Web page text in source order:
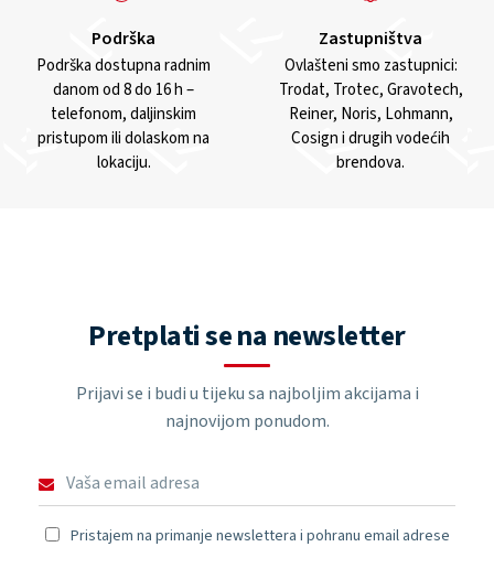
Podrška
Podrška dostupna radnim
danom od 8 do 16 h –
telefonom, daljinskim
pristupom ili dolaskom na
lokaciju.
Zastupništva
Ovlašteni smo zastupnici:
Trodat, Trotec, Gravotech,
Reiner, Noris, Lohmann,
Cosign i drugih vodećih
brendova.
Pretplati se na newsletter
Prijavi se i budi u tijeku sa najboljim akcijama i
najnovijom ponudom.
Pristajem na primanje newslettera i pohranu email adrese